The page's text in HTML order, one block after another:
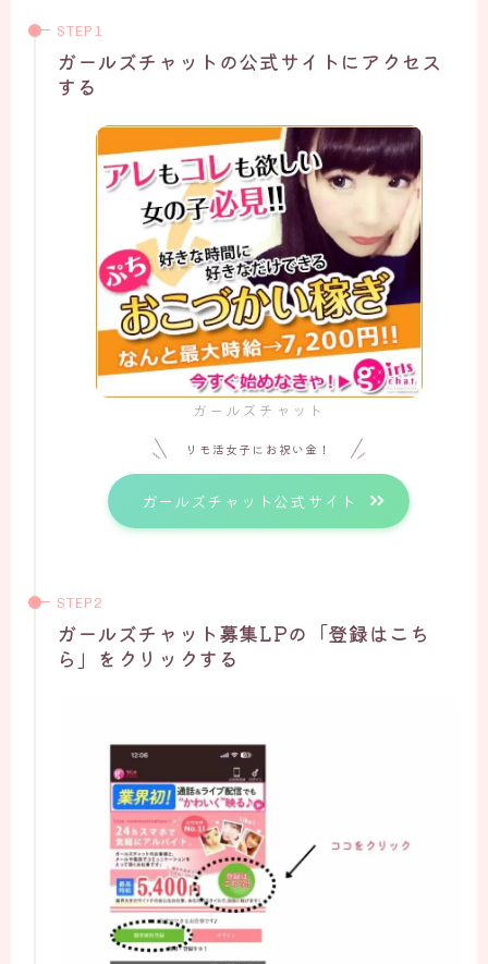
ガールズチャットの公式サイトにアクセス
する
ガールズチャット
リモ活女子にお祝い金！
ガールズチャット公式サイト
ガールズチャット募集LPの「登録はこち
ら」をクリックする